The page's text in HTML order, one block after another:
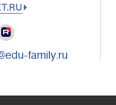
family.ru